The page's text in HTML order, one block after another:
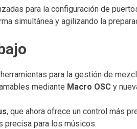
para la configuración de
simultánea y agilizando la
para la gestión de
mediante Macro OSC y
, que ahora ofrece un control más
precisa para los músicos.